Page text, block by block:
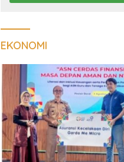
EKONOMI